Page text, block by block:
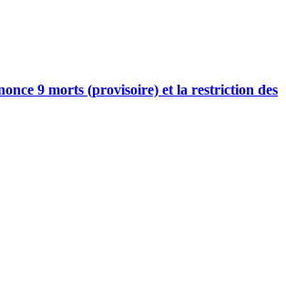
9 morts (provisoire) et la restriction des